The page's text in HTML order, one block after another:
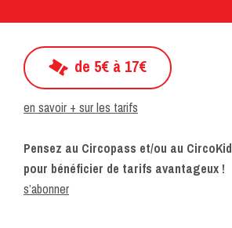
de 5€ à 17€
en savoir + sur les tarifs
Pensez au Circopass et/ou au CircoKid
pour bénéficier de tarifs avantageux !
s’abonner